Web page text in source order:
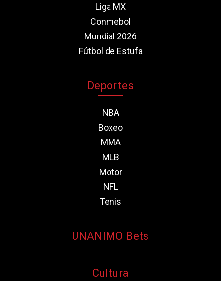
Liga MX
Conmebol
Mundial 2026
Fútbol de Estufa
Deportes
NBA
Boxeo
MMA
MLB
Motor
NFL
Tenis
UNANIMO Bets
Cultura